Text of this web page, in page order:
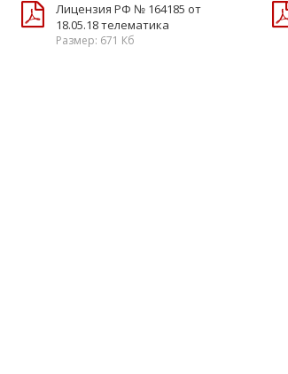
Лицензия РФ № 164185 от
18.05.18 телематика
Размер: 671 Кб